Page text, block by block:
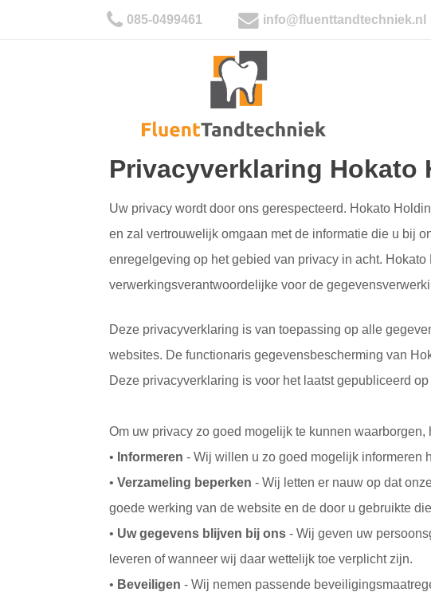
085-0499461 info@fluenttandtechniek.nl
Privacyverklaring Hokato
Uw privacy wordt door ons gerespecteerd. Hokato
en zal vertrouwelijk omgaan met de informatie die u bij
enregelgeving op het gebied van privacy in acht.
verwerkingsverantwoordelijke voor de
Deze privacyverklaring is van toepassing op alle
websites. De functionaris gegevensbescherming van
Deze privacyverklaring is voor het laatst gepubliceerd
Om uw privacy zo goed mogelijk te kunnen
• Informeren - Wij willen u zo goed mogelijk informeren
•Verzameling beperken - Wij letten er nauw op dat
goede werking van de website en de door u gebruikte
• Uw gegevens blijven bij ons - Wij geven uw
leveren of wanneer wij daar wettelijk toe verplicht zijn.
• Beveiligen - Wij nemen passende